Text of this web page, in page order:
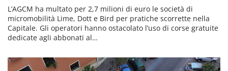
L’AGCM ha multato per 2,7 milioni di euro le società di
micromobilità Lime, Dott e Bird per pratiche scorrette nella
Capitale. Gli operatori hanno ostacolato l’uso di corse gratuite
dedicate agli abbonati al…